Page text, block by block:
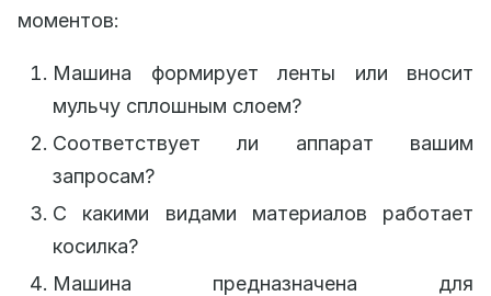
моментов:
Машина формирует ленты или вносит
мульчу сплошным слоем?
Соответствует ли аппарат вашим
запросам?
С какими видами материалов работает
косилка?
Машина предназначена для